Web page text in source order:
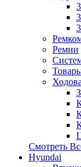
Ремни
Смотреть
Hyundai